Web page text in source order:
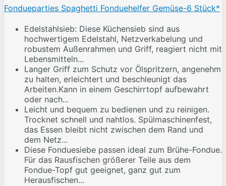
Fondueparties Spaghetti Fonduehelfer Gemüse-6 Stück*
Edelstahlsieb: Diese Küchensieb sind aus
hochwertigem Edelstahl, Netzverkabelung und
robustem Außenrahmen und Griff, reagiert nicht mit
Lebensmitteln...
Langer Griff zum Schutz vor Ölspritzern, angenehm
zu halten, erleichtert und beschleunigt das
Arbeiten.Kann in einem Geschirrtopf aufbewahrt
oder nach...
Leicht und bequem zu bedienen und zu reinigen.
Trocknet schnell und nahtlos. Spülmaschinenfest,
das Essen bleibt nicht zwischen dem Rand und
dem Netz...
Diese Fonduesiebe passen ideal zum Brühe-Fondue.
Für das Rausfischen größerer Teile aus dem
Fondue-Topf gut geeignet, ganz gut zum
Herausfischen...